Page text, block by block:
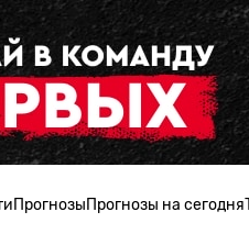
ПрогнозыПрогнозы на сегодня